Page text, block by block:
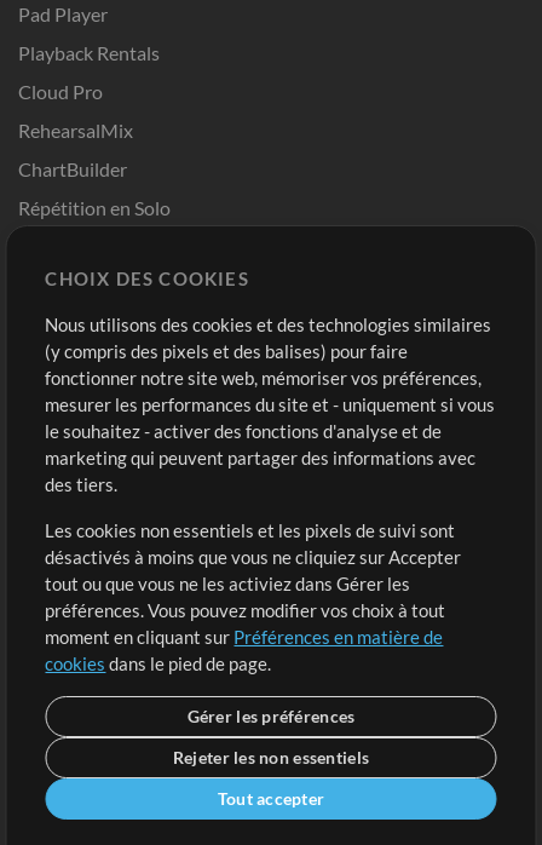
Pad Player
Playback Rentals
Cloud Pro
RehearsalMix
ChartBuilder
Répétition en Solo
Modèles ProPresenter
Sons
Boutique
Acheter des crédits
Contenu gratuit
Demander les pistes
Extras
Sessions
Soumettre votre contenu
Listes de lecture
Conférence MT
Compte
Connexion
S'inscrire
CHOIX DES COOKIES
Nous utilisons des cookies et des technologies similaires
(y compris des pixels et des balises) pour faire
fonctionner notre site web, mémoriser vos préférences,
mesurer les performances du site et - uniquement si vous
le souhaitez - activer des fonctions d'analyse et de
marketing qui peuvent partager des informations avec
des tiers.
Les cookies non essentiels et les pixels de suivi sont
désactivés à moins que vous ne cliquiez sur Accepter
tout ou que vous ne les activiez dans Gérer les
préférences. Vous pouvez modifier vos choix à tout
moment en cliquant sur Préférences en matière de
cookies dans le pied de page.
Gérer les préférences
Rejeter les non essentiels
Tout accepter